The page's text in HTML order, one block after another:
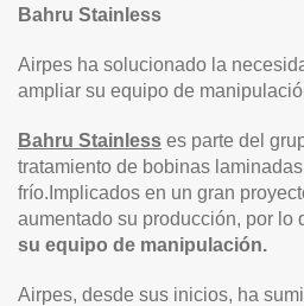
Bahru Stainless
Airpes ha solucionado la
ampliar su equipo de
Bahru Stainless es parte del
tratamiento de bobinas
frío.Implicados en un gran
aumentado su producción, por lo
su equipo de manipulación.
Airpes, desde sus inicios, ha